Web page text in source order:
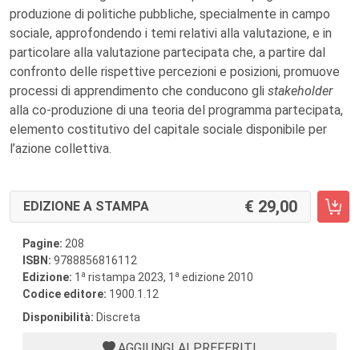
produzione di politiche pubbliche, specialmente in campo
sociale, approfondendo i temi relativi alla valutazione, e in
particolare alla valutazione partecipata che, a partire dal
confronto delle rispettive percezioni e posizioni, promuove
processi di apprendimento che conducono gli stakeholder
alla co-produzione di una teoria del programma partecipata,
elemento costitutivo del capitale sociale disponibile per
l’azione collettiva.
EDIZIONE A STAMPA 29,00
Pagine: 208
ISBN: 9788856816112
Edizione: 1 a ristampa 2023, 1 a edizione 2010
Codice editore: 1900.1.12
Disponibilità: Discreta